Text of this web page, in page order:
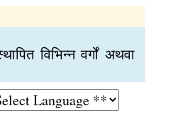
विभिन्न वर्गों अथवा